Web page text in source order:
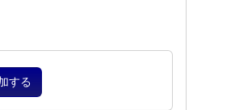
する